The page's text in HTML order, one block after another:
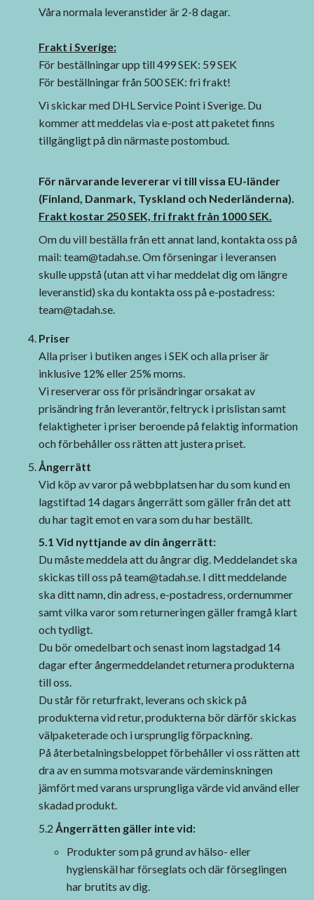
Våra normala leveranstider är 2-8 dagar.
Frakt i Sverige:
För beställningar upp till 499 SEK: 59 SEK
För beställningar från 500 SEK: fri frakt!
Vi skickar med DHL Service Point i Sverige. Du
kommer att meddelas via e-post att paketet finns
tillgängligt på din närmaste postombud.
För närvarande levererar vi till vissa EU-länder
(Finland, Danmark, Tyskland och Nederländerna).
Frakt kostar 250 SEK, fri frakt från 1000 SEK.
Om du vill beställa från ett annat land, kontakta oss på
mail: team@tadah.se . Om förseningar i leveransen
skulle uppstå (utan att vi har meddelat dig om längre
leveranstid) ska du kontakta oss på e-postadress:
team@tadah.se
Priser
Alla priser i butiken anges i SEK och alla priser är
inklusive 12% eller 25% moms.
Vi reserverar oss för prisändringar orsakat av
prisändring från leverantör, feltryck i prislistan samt
felaktigheter i priser beroende på felaktig information
och förbehåller oss rätten att justera priset.
Ångerrätt
Vid köp av varor på webbplatsen har du som kund en
lagstiftad 14 dagars ångerrätt som gäller från det att
du har tagit emot en vara som du har beställt.
5.1 Vid nyttjande av din ångerrätt:
Du måste meddela att du ångrar dig. Meddelandet ska
skickas till oss påteam@tadah.se. I ditt meddelande
ska ditt namn, din adress, e-postadress, ordernummer
samt vilka varor som returneringen gäller framgå klart
och tydligt.
Du bör omedelbart och senast inom lagstadgad 14
dagar efter ångermeddelandet returnera produkterna
till oss.
Du står för returfrakt, leverans och skick på
produkterna vid retur, produkterna bör därför skickas
välpaketerade och i ursprunglig förpackning.
På återbetalningsbeloppet förbehåller vi oss rätten att
dra av en summa motsvarande värdeminskningen
jämfört med varans ursprungliga värde vid använd eller
skadad produkt.
5.2 Ångerrätten gäller inte vid:
Produkter som på grund av hälso- eller
hygienskäl har förseglats och där förseglingen
har brutits av dig.